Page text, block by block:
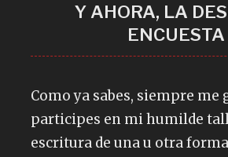
Y AHORA, LA
ENCUESTA
Como ya sabes, siempre me
participes en mi humilde
escritura de una u otra